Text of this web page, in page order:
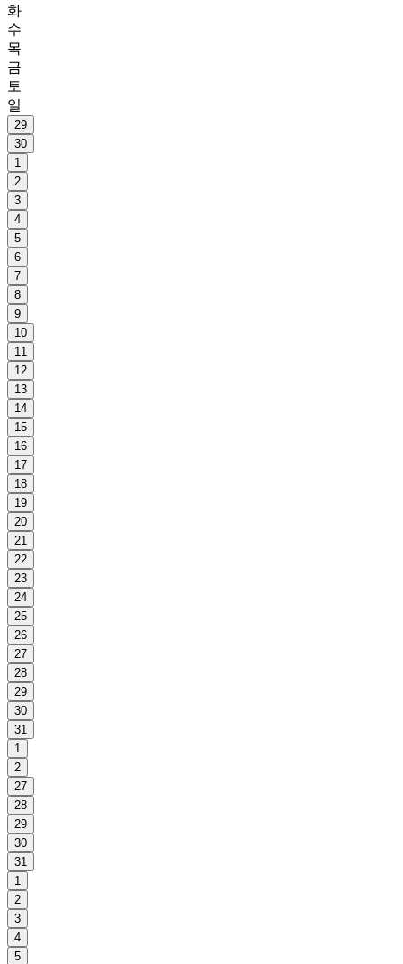
화
수
목
금
토
일
29
30
1
2
3
4
5
6
7
8
9
10
11
12
13
14
15
16
17
18
19
20
21
22
23
24
25
26
27
28
29
30
31
1
2
27
28
29
30
31
1
2
3
4
5